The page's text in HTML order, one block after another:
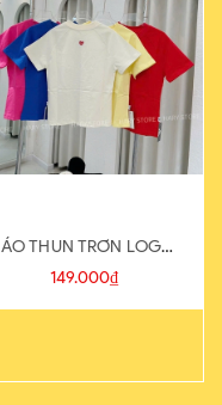
ÁO THUN TRƠN LOGO
SAU
149.000₫